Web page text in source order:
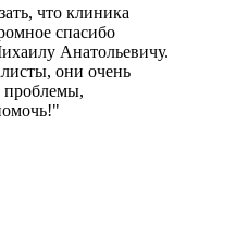
что клиника
спасибо
Анатольевичу.
они очень
проблемы,